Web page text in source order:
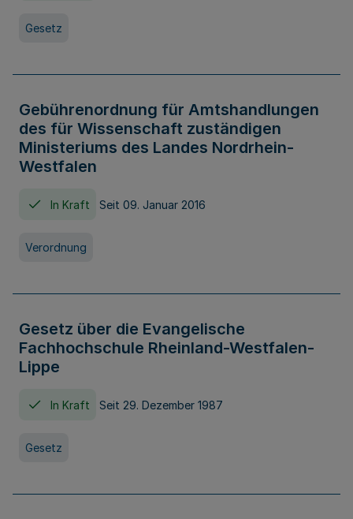
Gesetz
Gebührenordnung für Amtshandlungen
des für Wissenschaft zuständigen
Ministeriums des Landes Nordrhein-
Westfalen
In Kraft Seit 09. Januar 2016
Verordnung
Gesetz über die Evangelische
Fachhochschule Rheinland-Westfalen-
Lippe
In Kraft Seit 29. Dezember 1987
Gesetz